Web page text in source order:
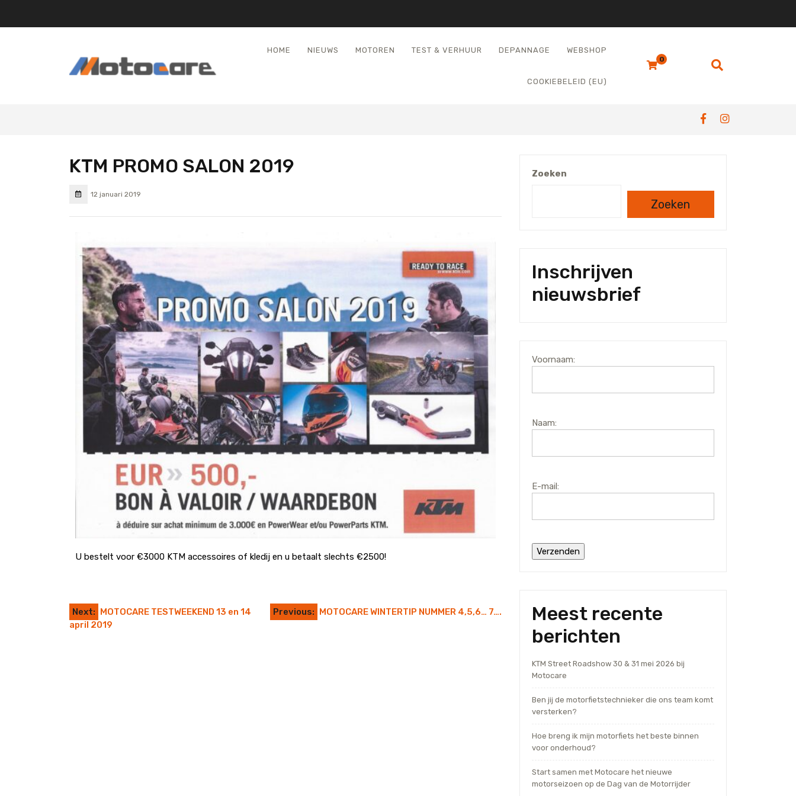
HOME NIEUWS MOTOREN TEST & VERHUUR DEPANNAGE WEBSHOP
COOKIEBELEID (EU)
0
KTM PROMO SALON 2019
12 januari 2019
U bestelt voor €3000 KTM accessoires of kledij en u betaalt slechts €2500!
Previous: MOTOCARE WINTERTIP NUMMER 4,5,6… 7….
Next:
MOTOCARE TESTWEEKEND 13 en 14
april 2019
Zoeken
Zoeken
Inschrijven
nieuwsbrief
Voornaam:
Naam:
E-mail:
Meest recente
berichten
KTM Street Roadshow 30 & 31 mei 2026 bij
Motocare
Ben jij de motorfietstechnieker die ons team komt
versterken?
Hoe breng ik mijn motorfiets het beste binnen
voor onderhoud?
Start samen met Motocare het nieuwe
motorseizoen op de Dag van de Motorrijder